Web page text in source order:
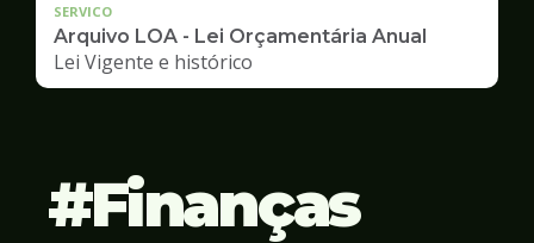
SERVICO
Arquivo LOA - Lei Orçamentária Anual
Lei Vigente e histórico
Finanças